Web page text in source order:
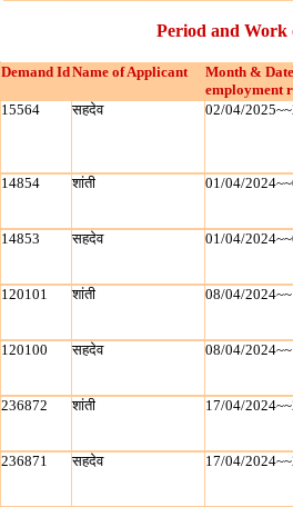
Period and Work
Demand IdName of Applicant
Month &
employment
15564 सहदेव 02/04/
14854 शांती 01/04/
14853 सहदेव 01/04/
120101 शांती 08/04/
120100 सहदेव 08/04/
236872 शांती 17/04/
236871 सहदेव 17/04/